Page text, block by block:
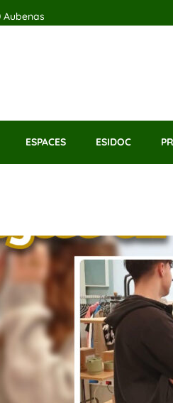
Aubenas
ESPACES ESIDOC